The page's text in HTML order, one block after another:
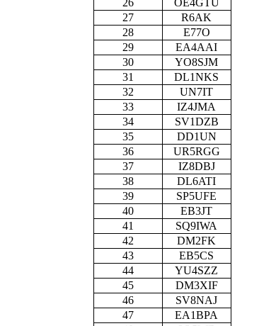
27
R6AK
28
E77O
29
EA4AAI
30
YO8SJM
31
DL1NKS
32
UN7IT
33
IZ4JMA
34
SV1DZB
35
DD1UN
36
UR5RGG
37
IZ8DBJ
38
DL6ATI
39
SP5UFE
40
EB3JT
41
SQ9IWA
42
DM2FK
43
EB5CS
44
YU4SZZ
45
DM3XIF
46
SV8NAJ
47
EA1BPA